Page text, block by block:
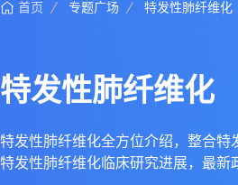
咨询服务
产品立项评估及管线规划
产业/行业调研
投资决策与交易估值
摩熵原创
深度分析
政策法规
投融资
时讯
数据中心
基于市场数据，为您提供全面的市场趋势分
回放
王中健
首页 专题广场 特发性肺纤维化
特发性肺纤维化
特发性肺纤维化全方位介绍，整合特
特发性肺纤维化临床研究进展，最新